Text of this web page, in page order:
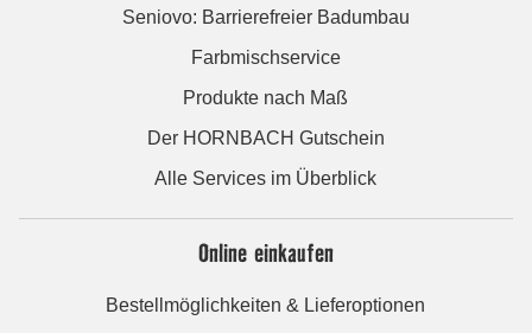
Seniovo: Barrierefreier Badumbau
Farbmischservice
Produkte nach Maß
Der HORNBACH Gutschein
Alle Services im Überblick
Online einkaufen
Bestellmöglichkeiten & Lieferoptionen